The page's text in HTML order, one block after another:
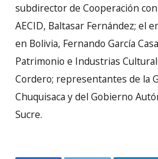
subdirector de Cooperación
AECID, Baltasar Fernández; el
en Bolivia, Fernando García
Patrimonio e Industrias
Cordero; representantes de la
Chuquisaca y del Gobierno
Sucre.